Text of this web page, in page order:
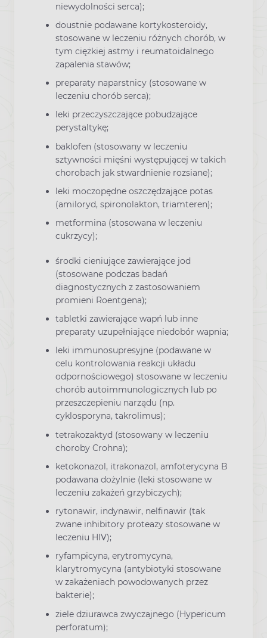
niewydolności serca);
doustnie podawane kortykosteroidy,
stosowane w leczeniu różnych chorób, w
tym ciężkiej astmy i reumatoidalnego
zapalenia stawów;
preparaty naparstnicy (stosowane w
leczeniu chorób serca);
leki przeczyszczające pobudzające
perystaltykę;
baklofen (stosowany w leczeniu
sztywności mięśni występującej w takich
chorobach jak stwardnienie rozsiane);
leki moczopędne oszczędzające potas
(amiloryd, spironolakton, triamteren);
metformina (stosowana w leczeniu
cukrzycy);
środki cieniujące zawierające jod
(stosowane podczas badań
diagnostycznych z zastosowaniem
promieni Roentgena);
tabletki zawierające wapń lub inne
preparaty uzupełniające niedobór wapnia;
leki immunosupresyjne (podawane w
celu kontrolowania reakcji układu
odpornościowego) stosowane w leczeniu
chorób autoimmunologicznych lub po
przeszczepieniu narządu (np.
cyklosporyna, takrolimus);
tetrakozaktyd (stosowany w leczeniu
choroby Crohna);
ketokonazol, itrakonazol, amfoterycyna B
podawana dożylnie (leki stosowane w
leczeniu zakażeń grzybiczych);
rytonawir, indynawir, nelfinawir (tak
zwane inhibitory proteazy stosowane w
leczeniu HIV);
ryfampicyna, erytromycyna,
klarytromycyna (antybiotyki stosowane
w zakażeniach powodowanych przez
bakterie);
ziele dziurawca zwyczajnego (Hypericum
perforatum);